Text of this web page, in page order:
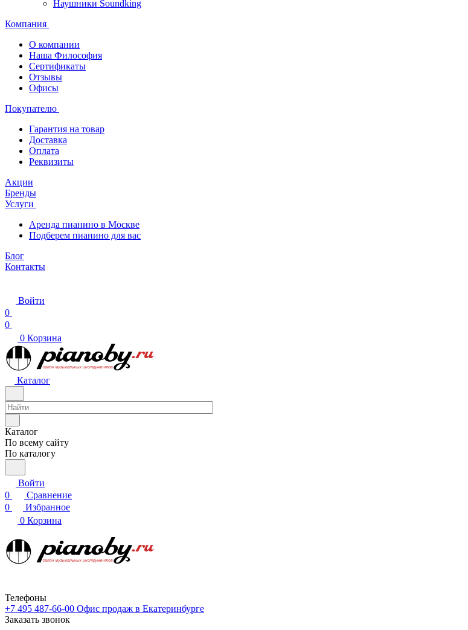
Наушники Soundking
Компания
О компании
Наша Философия
Сертификаты
Отзывы
Офисы
Покупателю
Гарантия на товар
Доставка
Оплата
Реквизиты
Акции
Бренды
Услуги
Аренда пианино в Москве
Подберем пианино для вас
Блог
Контакты
Войти
0
0
0 Корзина
Каталог
Каталог
По всему сайту
По каталогу
Войти
0
Сравнение
0
Избранное
0 Корзина
Телефоны
+7 495 487-66-00 Офис продаж в Екатеринбурге
Заказать звонок